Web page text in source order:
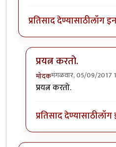
प्रतिसाद देण्यासाठीलॉग
प्रयत्न करतो.
मोदकमंगळवार, 05/09/2017
In reply to
प्रयत्न करतो.
प्रतिसाद देण्यासाठीलॉग